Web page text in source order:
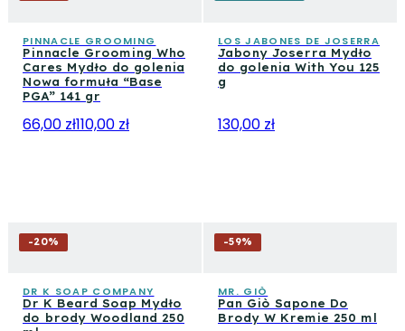
PINNACLE GROOMING
Pinnacle Grooming Who
Cares Mydło do golenia
Nowa formuła “Base
PGA” 141 gr
66,00 zł110,00 zł
LOS JABONES DE JOSERRA
Jabony Joserra Mydło
do golenia With You 125
g
130,00 zł
-20%
DR K SOAP COMPANY
Dr K Beard Soap Mydło
do brody Woodland 250
-59%
MR. GIÒ
Pan Giò Sapone Do
Brody W Kremie 250 ml